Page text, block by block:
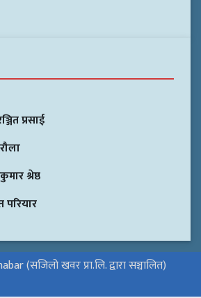
प्रसाई
श्रेष्ठ
परियार
(सजिलो खवर प्रा.लि. द्वारा सञ्चालित)